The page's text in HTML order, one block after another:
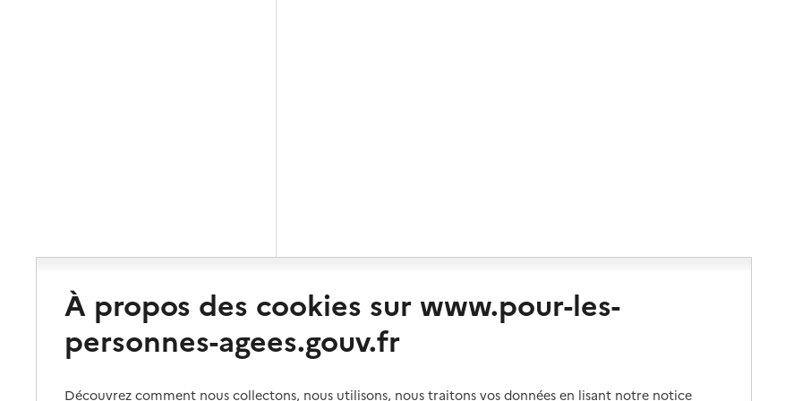
À propos des cookies sur www.pour-les-
personnes-agees.gouv.fr
Découvrez comment nous collectons, nous utilisons, nous traitons vos données en lisant notre notice